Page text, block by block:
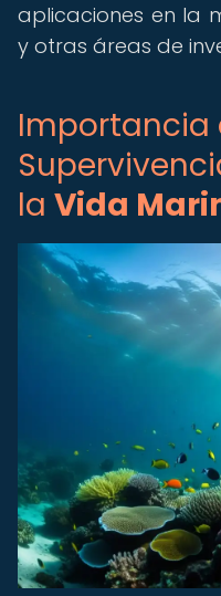
aplicaciones en la
y otras áreas de
Importancia
la Vida